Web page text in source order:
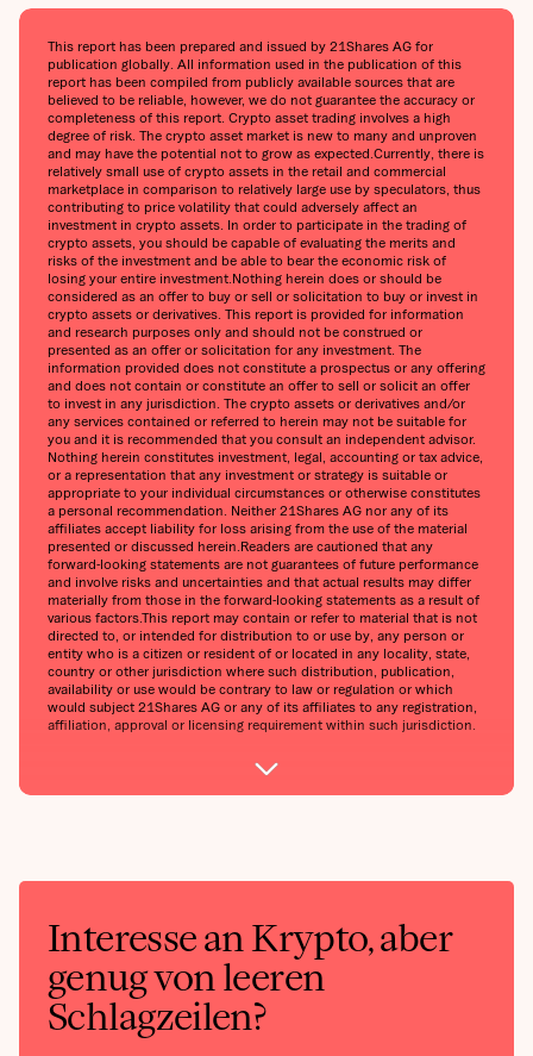
This report has been prepared and issued by 21Shares AG for
publication globally. All information used in the publication of this
report has been compiled from publicly available sources that are
believed to be reliable, however, we do not guarantee the accuracy or
completeness of this report. Crypto asset trading involves a high
degree of risk. The crypto asset market is new to many and unproven
and may have the potential not to grow as expected.Currently, there is
relatively small use of crypto assets in the retail and commercial
marketplace in comparison to relatively large use by speculators, thus
contributing to price volatility that could adversely affect an
investment in crypto assets. In order to participate in the trading of
crypto assets, you should be capable of evaluating the merits and
risks of the investment and be able to bear the economic risk of
losing your entire investment.Nothing herein does or should be
considered as an offer to buy or sell or solicitation to buy or invest in
crypto assets or derivatives. This report is provided for information
and research purposes only and should not be construed or
presented as an offer or solicitation for any investment. The
information provided does not constitute a prospectus or any offering
and does not contain or constitute an offer to sell or solicit an offer
to invest in any jurisdiction. The crypto assets or derivatives and/or
any services contained or referred to herein may not be suitable for
you and it is recommended that you consult an independent advisor.
Nothing herein constitutes investment, legal, accounting or tax advice,
or a representation that any investment or strategy is suitable or
appropriate to your individual circumstances or otherwise constitutes
a personal recommendation. Neither 21Shares AG nor any of its
affiliates accept liability for loss arising from the use of the material
presented or discussed herein.Readers are cautioned that any
forward-looking statements are not guarantees of future performance
and involve risks and uncertainties and that actual results may differ
materially from those in the forward-looking statements as a result of
various factors.This report may contain or refer to material that is not
directed to, or intended for distribution to or use by, any person or
entity who is a citizen or resident of or located in any locality, state,
country or other jurisdiction where such distribution, publication,
availability or use would be contrary to law or regulation or which
would subject 21Shares AG or any of its affiliates to any registration,
affiliation, approval or licensing requirement within such jurisdiction.
Interesse an Krypto, aber
genug von leeren
Schlagzeilen?